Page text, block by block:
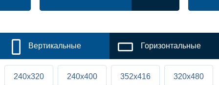
Вертикальные Горизонтальные
240x320 240x400 352x416 320x480